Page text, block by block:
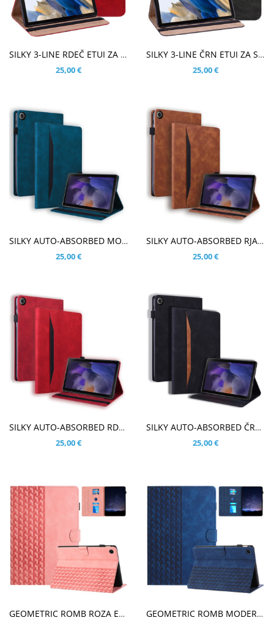
SILKY 3-LINE RDEČ ETUI ZA SAMSUNG GALAXY TAB A9 PLUS 11.0 (2023)
25,00 €
V KOŠARICO
SILKY 3-LINE ČRN ETUI ZA SAMSUNG GALAXY TAB A9 PLUS 11.0 (2023)
25,00 €
SILKY AUTO-ABSORBED MODER ETUI ZA SAMSUNG GALAXY TAB A9 PLUS 11.0 (2023)
25,00 €
SILKY AUTO-ABSORBED RJAV ETUI ZA SAMSUNG GALAXY TAB A9 PLUS 11.0 (2023)
25,00 €
SILKY AUTO-ABSORBED RDEČ ETUI ZA SAMSUNG GALAXY TAB A9 PLUS 11.0 (2023)
25,00 €
SILKY AUTO-ABSORBED ČRN ETUI ZA SAMSUNG GALAXY TAB A9 PLUS 11.0 (2023)
25,00 €
GEOMETRIC ROMB ROZA ETUI ZA SAMSUNG GALAXY TAB A9 PLUS 11.0 (2023)
GEOMETRIC ROMB MODER ETUI ZA SAMSUNG GALAXY TAB A9 PLUS 11.0 (2023)